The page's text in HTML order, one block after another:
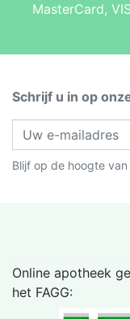
MasterCard,
Schrijf u in op
Blijf op de hoogte
Online apotheek
het FAGG: